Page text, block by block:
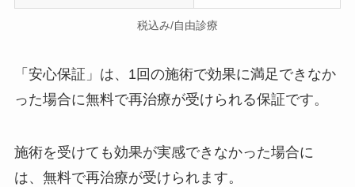
税込み/自由診療
「安心保証」は、1回の施術で効果に満足できなか
った場合に無料で再治療が受けられる保証です。
施術を受けても効果が実感できなかった場合に
は、無料で再治療が受けられます。